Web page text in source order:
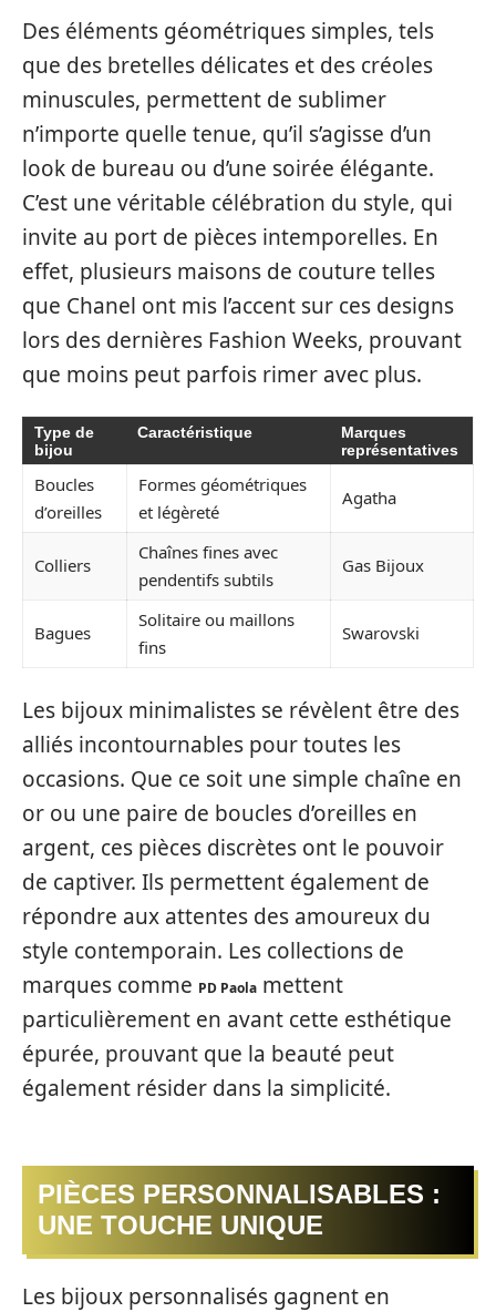
Des éléments géométriques simples, tels
que des bretelles délicates et des créoles
minuscules, permettent de sublimer
n’importe quelle tenue, qu’il s’agisse d’un
look de bureau ou d’une soirée élégante.
C’est une véritable célébration du style, qui
invite au port de pièces intemporelles. En
effet, plusieurs maisons de couture telles
que Chanel ont mis l’accent sur ces designs
lors des dernières Fashion Weeks, prouvant
que moins peut parfois rimer avec plus.
Type de
bijou
Caractéristique
Marques
représentatives
Boucles
d’oreilles
Formes géométriques
et légèreté
Agatha
Colliers
Chaînes fines avec
pendentifs subtils
Gas Bijoux
Bagues
Solitaire ou maillons
fins
Swarovski
Les bijoux minimalistes se révèlent être des
alliés incontournables pour toutes les
occasions. Que ce soit une simple chaîne en
or ou une paire de boucles d’oreilles en
argent, ces pièces discrètes ont le pouvoir
de captiver. Ils permettent également de
répondre aux attentes des amoureux du
style contemporain. Les collections de
marques comme PD Paola mettent
particulièrement en avant cette esthétique
épurée, prouvant que la beauté peut
également résider dans la simplicité.
PIÈCES PERSONNALISABLES :
UNE TOUCHE UNIQUE
Les bijoux personnalisés gagnent en